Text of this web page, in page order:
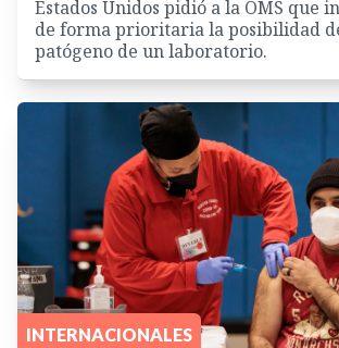
Estados Unidos pidió a la OMS que
de forma prioritaria la posibilidad
patógeno de un laboratorio.
INTERNACIONALES